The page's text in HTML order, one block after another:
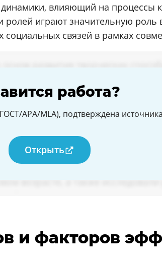
влияющий на
ролей играют значительную
связей в рамках
работа?
APA/MLA), подтверждена
Открыть
и факторов